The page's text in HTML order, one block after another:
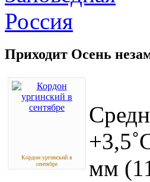
Приходит Осень
Кордон ургинский в
сентябре
мм